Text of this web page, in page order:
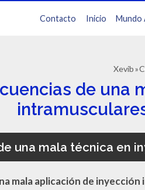
Contacto Inicio Mundo
Xevib
de una
una mala técnica en
mala aplicación de